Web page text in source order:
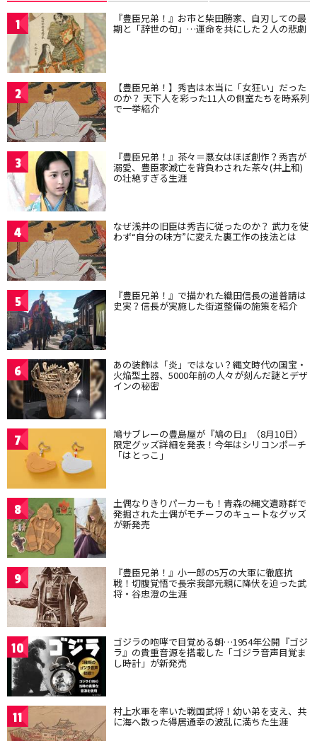
1 『豊臣兄弟！』お市と柴田勝家、自刃しての最
期と「辞世の句」…運命を共にした２人の悲劇
2 【豊臣兄弟！】秀吉は本当に「女狂い」だった
のか？ 天下人を彩った11人の側室たちを時系列
で一挙紹介
3 『豊臣兄弟！』茶々＝悪女はほぼ創作？秀吉が
溺愛、豊臣家滅亡を背負わされた茶々(井上和)
の壮絶すぎる生涯
4 なぜ浅井の旧臣は秀吉に従ったのか？ 武力を使
わず“自分の味方”に変えた裏工作の技法とは
5 『豊臣兄弟！』で描かれた織田信長の道普請は
史実？信長が実施した街道整備の施策を紹介
6 あの装飾は「炎」ではない？縄文時代の国宝・
火焔型土器、5000年前の人々が刻んだ謎とデザ
インの秘密
7 鳩サブレーの豊島屋が『鳩の日』（8月10日）
限定グッズ詳細を発表！今年はシリコンポーチ
「はとっこ」
8 土偶なりきりパーカーも！青森の縄文遺跡群で
発掘された土偶がモチーフのキュートなグッズ
が新発売
9 『豊臣兄弟！』小一郎の5万の大軍に徹底抗
戦！切腹覚悟で長宗我部元親に降伏を迫った武
将・谷忠澄の生涯
10 ゴジラの咆哮で目覚める朝…1954年公開『ゴジ
ラ』の貴重音源を搭載した「ゴジラ音声目覚ま
し時計」が新発売
11 村上水軍を率いた戦国武将！幼い弟を支え、共
に海へ散った得居通幸の波乱に満ちた生涯